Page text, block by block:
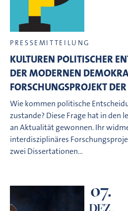
PRESSEMITTEILUNG
KULTUREN POLITISCHER
DER MODERNEN
FORSCHUNGSPROJEKT
Wie kommen politische
zustande? Diese Frage hat in den
an Aktualität gewonnen. Ihr
interdisziplinäres
zwei Dissertationen…
07.